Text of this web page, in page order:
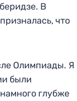
В
что
Олимпиады. Я
были
глубже